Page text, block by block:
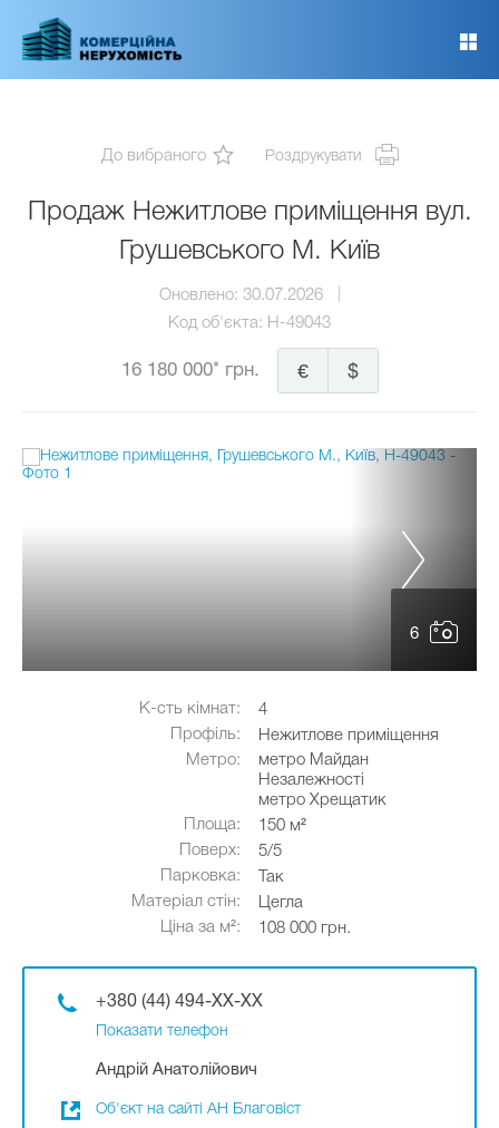
основного
До вибраного Роздрукувати
Продаж Нежитлове приміщення вул.
Грушевського М. Київ
Оновлено: 30.07.2026
Код об'єкта: H-49043
16 180 000* грн. $
€
6
К-сть кімнат:
4
Профіль:
Нежитлове приміщення
Метро:
метро Майдан
Незалежності
метро Хрещатик
Площа:
150 м²
Поверх:
5/5
Парковка:
Так
Матеріал стін:
Цегла
Ціна за м²:
108 000 грн.
+380 (44) 494-XX-XX
Показати телефон
Андрій Анатолійович
Об'єкт на сайті АН Благовіст